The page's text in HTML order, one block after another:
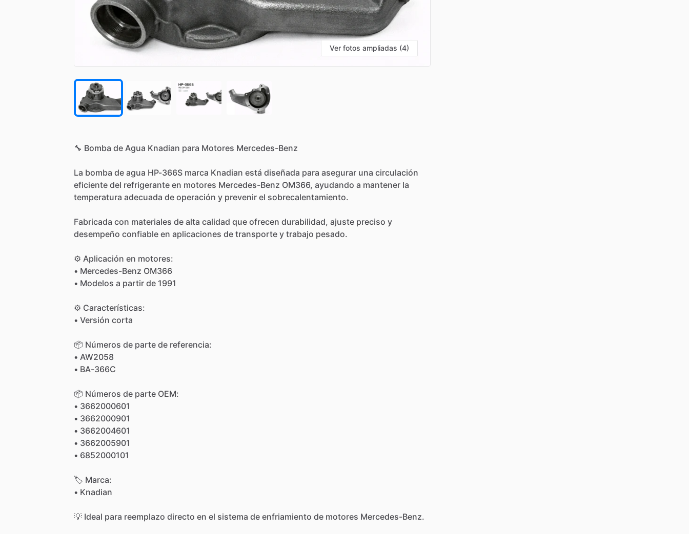
Ver fotos ampliadas (4)
🔧 Bomba de Agua Knadian para Motores Mercedes-Benz
La bomba de agua HP-366S marca Knadian está diseñada para asegurar una circulación
eficiente del refrigerante en motores Mercedes-Benz OM366, ayudando a mantener la
temperatura adecuada de operación y prevenir el sobrecalentamiento.
Fabricada con materiales de alta calidad que ofrecen durabilidad, ajuste preciso y
desempeño confiable en aplicaciones de transporte y trabajo pesado.
⚙️ Aplicación en motores:
• Mercedes-Benz OM366
• Modelos a partir de 1991
⚙️ Características:
• Versión corta
📦 Números de parte de referencia:
• AW2058
• BA-366C
📦 Números de parte OEM:
• 3662000601
• 3662000901
• 3662004601
• 3662005901
• 6852000101
🏷 Marca:
• Knadian
💡 Ideal para reemplazo directo en el sistema de enfriamiento de motores Mercedes-Benz.